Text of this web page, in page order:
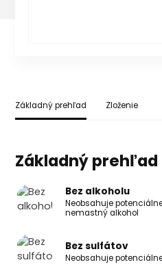
Základný prehľad Zloženie
Základný prehľad
Bez alkoholu
Neobsahuje
nemastný alkohol
Bez sulfátov
Neobsahuje